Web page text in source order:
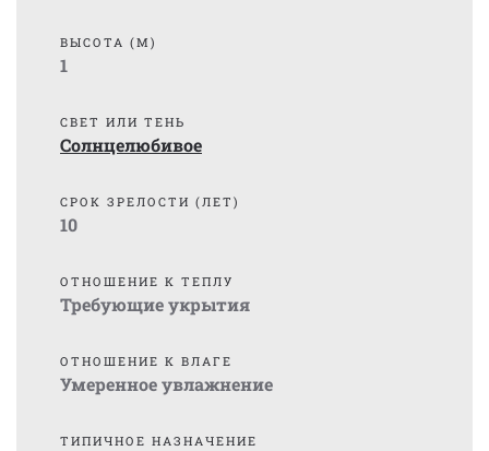
ВЫСОТА (М)
1
СВЕТ ИЛИ ТЕНЬ
Солнцелюбивое
СРОК ЗРЕЛОСТИ (ЛЕТ)
10
ОТНОШЕНИЕ К ТЕПЛУ
Требующие укрытия
ОТНОШЕНИЕ К ВЛАГЕ
Умеренное увлажнение
ТИПИЧНОЕ НАЗНАЧЕНИЕ